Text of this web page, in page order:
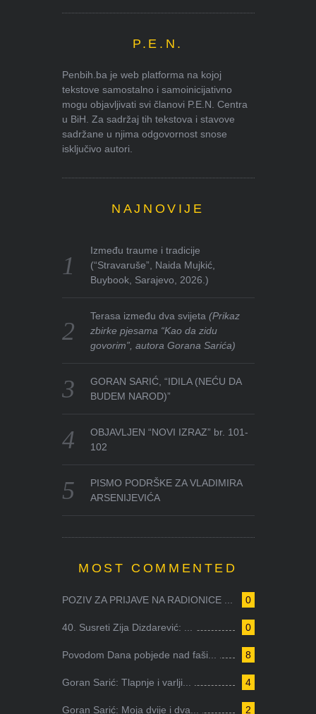
P.E.N.
Penbih.ba je web platforma na kojoj
tekstove samostalno i samoinicijativno
mogu objavljivati svi članovi P.E.N. Centra
u BiH. Za sadržaj tih tekstova i stavove
sadržane u njima odgovornost snose
isključivo autori.
NAJNOVIJE
Između traume i tradicije
(“Stravaruše”, Naida Mujkić,
Buybook, Sarajevo, 2026.)
Terasa između dva svijeta(Prikaz
zbirke pjesama “Kao da zidu
govorim”, autora Gorana Sarića)
GORAN SARIĆ, “IDILA (NEĆU DA
BUDEM NAROD)”
OBJAVLJEN “NOVI IZRAZ” br. 101-
102
PISMO PODRŠKE ZA VLADIMIRA
ARSENIJEVIĆA
MOST COMMENTED
0
POZIV ZA PRIJAVE NA RADIONICE ...
0
40. Susreti Zija Dizdarević: ...
8
Povodom Dana pobjede nad faši...
4
Goran Sarić: Tlapnje i varlji...
2
Goran Sarić: Moja dvije i dva...